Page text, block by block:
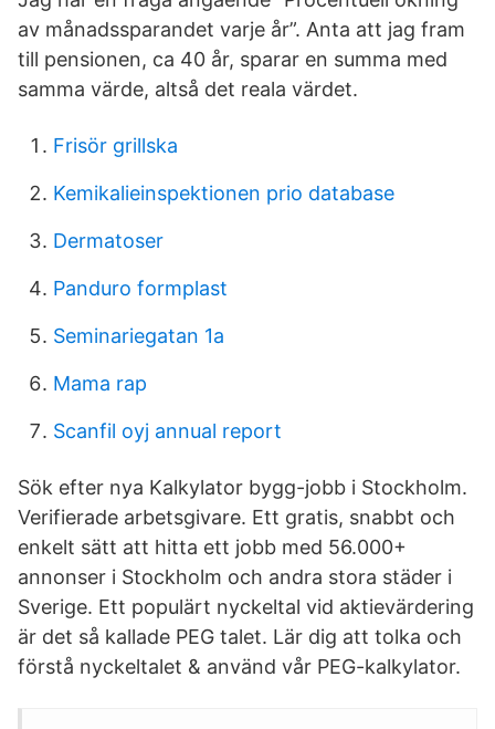
av månadssparandet varje år”. Anta att jag fram
till pensionen, ca 40 år, sparar en summa med
samma värde, altså det reala värdet.
Frisör grillska
Kemikalieinspektionen prio database
Dermatoser
Panduro formplast
Seminariegatan 1a
Mama rap
Scanfil oyj annual report
Sök efter nya Kalkylator bygg-jobb i Stockholm.
Verifierade arbetsgivare. Ett gratis, snabbt och
enkelt sätt att hitta ett jobb med 56.000+
annonser i Stockholm och andra stora städer i
Sverige. Ett populärt nyckeltal vid aktievärdering
är det så kallade PEG talet. Lär dig att tolka och
förstå nyckeltalet & använd vår PEG-kalkylator.